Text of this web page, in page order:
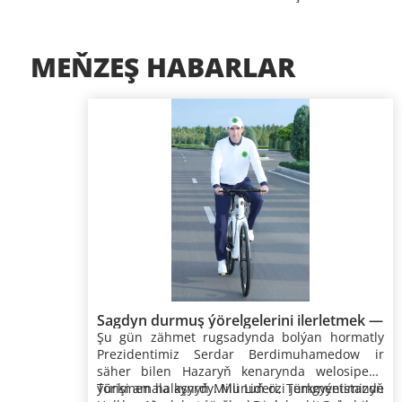
MEŇZEŞ HABARLAR
Sagdyn durmuş ýörelgelerini ilerletmek —
döwlet syýasatynyň möhüm ugry
Şu gün zähmet rugsadynda bolýan hormatly
Prezidentimiz Serdar Berdimuhamedow ir
säher bilen Hazaryň kenarynda welosipedli
ýörişi amala aşyrdy. Munuň özi jemgyýetimizde
Türkmen halkynyň Milli Lideri, Türkmenistanyň